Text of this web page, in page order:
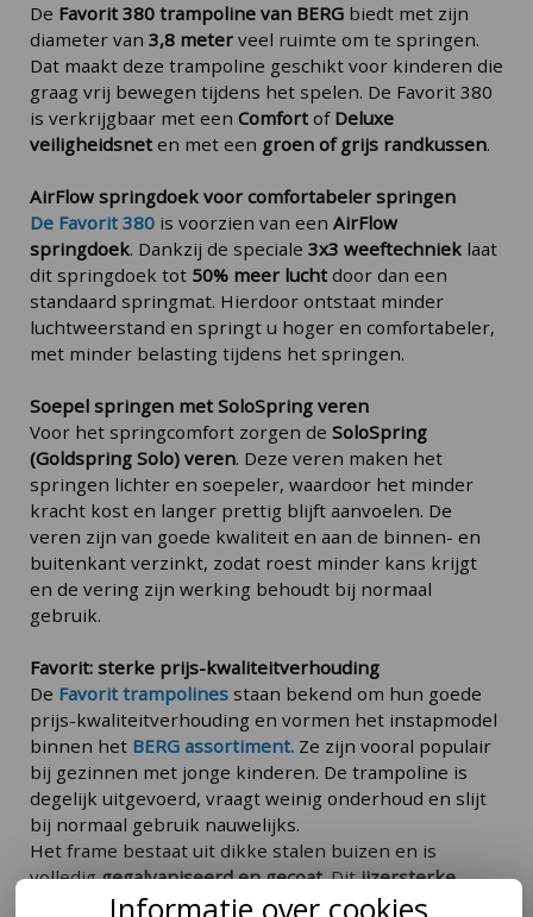
De Favorit 380 trampoline van BERG biedt met zijn
diameter van 3,8 meter veel ruimte om te springen.
Dat maakt deze trampoline geschikt voor kinderen die
graag vrij bewegen tijdens het spelen. De Favorit 380
is verkrijgbaar met een Comfort of Deluxe
veiligheidsnet en met een groen of grijs randkussen.
AirFlow springdoek voor comfortabeler springen
De Favorit 380 is voorzien van een AirFlow
springdoek. Dankzij de speciale 3x3 weeftechniek laat
dit springdoek tot 50% meer lucht door dan een
standaard springmat. Hierdoor ontstaat minder
luchtweerstand en springt u hoger en comfortabeler,
met minder belasting tijdens het springen.
Soepel springen met SoloSpring veren
Voor het springcomfort zorgen de SoloSpring
(Goldspring Solo) veren. Deze veren maken het
springen lichter en soepeler, waardoor het minder
kracht kost en langer prettig blijft aanvoelen. De
veren zijn van goede kwaliteit en aan de binnen- en
buitenkant verzinkt, zodat roest minder kans krijgt
en de vering zijn werking behoudt bij normaal
gebruik.
Favorit: sterke prijs-kwaliteitverhouding
De Favorit trampolines staan bekend om hun goede
prijs-kwaliteitverhouding en vormen het instapmodel
binnen het BERG assortiment. Ze zijn vooral populair
bij gezinnen met jonge kinderen. De trampoline is
degelijk uitgevoerd, vraagt weinig onderhoud en slijt
bij normaal gebruik nauwelijks.
Het frame bestaat uit dikke stalen buizen en is
vollediggegalvaniseerd en gecoat. Ditijzersterke
vangt de krachten van het springen moeiteloos
Informatie over cookies